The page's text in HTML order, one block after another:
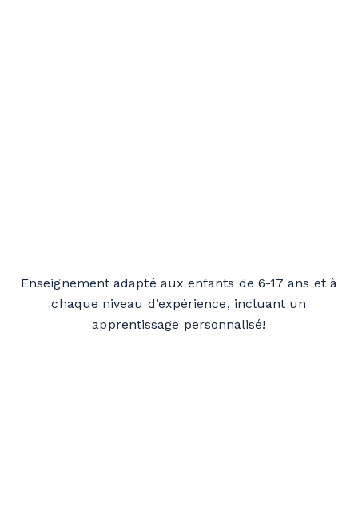
Enseignement adapté aux enfants de 6-17 ans et à
chaque niveau d’expérience, incluant un
apprentissage personnalisé!